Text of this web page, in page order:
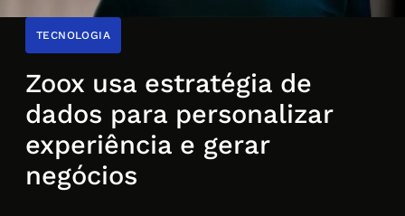
TECNOLOGIA
Zoox usa estratégia de
dados para personalizar
experiência e gerar
negócios